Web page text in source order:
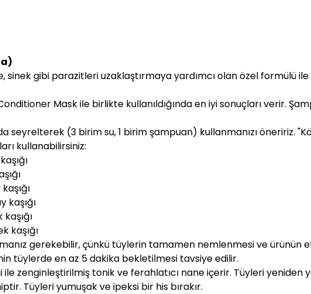
sinek gibi parazitleri uzaklaştırmaya yardımcı olan özel formülü
Mask ile birlikte kullanıldığında en iyi sonuçları verir.
seyrelterek (3 birim su, 1 birim şampuan) kullanmanızı öneririz.
kullanabilirsiniz:
kaşığı
kaşığı
kaşığı
gerekebilir, çünkü tüylerin tamamen nemlenmesi ve ürünün
tüylerde en az 5 dakika bekletilmesi tavsiye edilir.
zenginleştirilmiş tonik ve ferahlatıcı nane içerir. Tüyleri yeniden
Tüyleri yumuşak ve ipeksi bir his bırakır.